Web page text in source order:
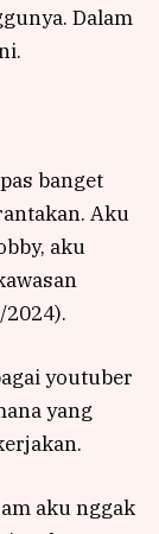
Dalam
banget
Aku
aku
youtuber
yang
aku nggak